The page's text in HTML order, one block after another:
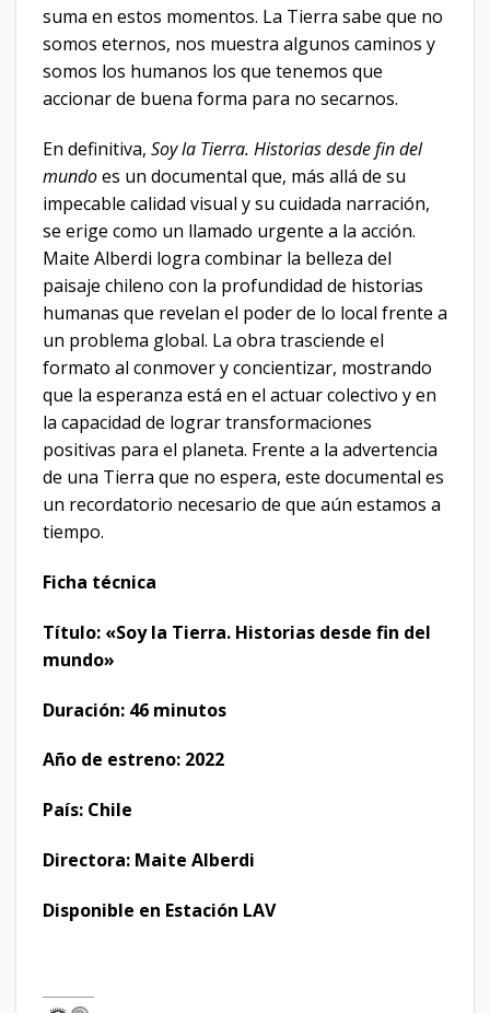
suma en estos momentos. La Tierra sabe que no
somos eternos, nos muestra algunos caminos y
somos los humanos los que tenemos que
accionar de buena forma para no secarnos.
En definitiva, Soy la Tierra. Historias desde fin del
mundoes un documental que, más allá de su
impecable calidad visual y su cuidada narración,
se erige como un llamado urgente a la acción.
Maite Alberdi logra combinar la belleza del
paisaje chileno con la profundidad de historias
humanas que revelan el poder de lo local frente a
un problema global. La obra trasciende el
formato al conmover y concientizar, mostrando
que la esperanza está en el actuar colectivo y en
la capacidad de lograr transformaciones
positivas para el planeta. Frente a la advertencia
de una Tierra que no espera, este documental es
un recordatorio necesario de que aún estamos a
tiempo.
Ficha técnica
Título: «Soy la Tierra. Historias desde fin del
mundo»
Duración: 46 minutos
Año de estreno: 2022
País: Chile
Directora: Maite Alberdi
Disponible en Estación LAV